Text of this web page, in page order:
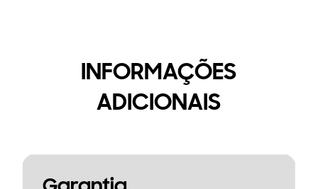
INFORMAÇÕES
ADICIONAIS